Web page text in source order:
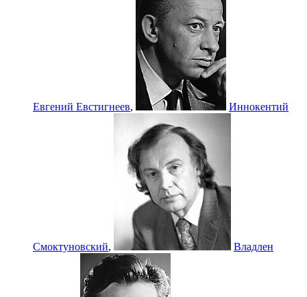
Евгений Евстигнеев, Иннокентий
Смоктуновский, Владлен